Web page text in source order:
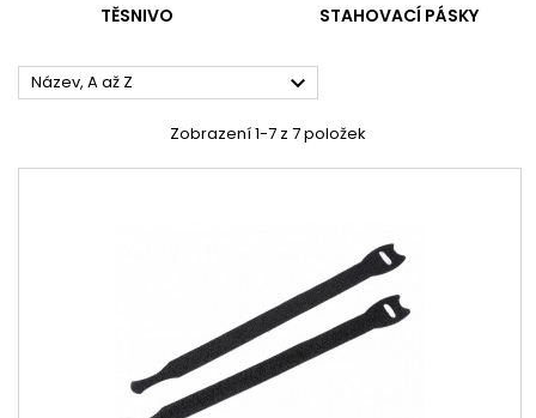
TĚSNIVO STAHOVACÍ PÁSKY
Název, A až Z 
Zobrazení 1-7 z 7 položek